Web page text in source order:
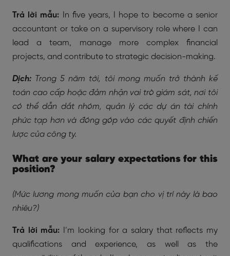
Trả lời mẫu: In five years, I hope to become a senior
accountant or take on a supervisory role where I can
lead a team, manage more complex financial
projects, and contribute to strategic decision-making.
Dịch: Trong 5 năm tới, tôi mong muốn trở thành kế
toán cao cấp hoặc đảm nhận vai trò giám sát, nơi tôi
có thể dẫn dắt nhóm, quản lý các dự án tài chính
phức tạp hơn và đóng góp vào các quyết định chiến
lược của công ty.
What are your salary expectations for this
position?
(Mức lương mong muốn của bạn cho vị trí này là bao
nhiêu?)
Trả lời mẫu: I’m looking for a salary that reflects my
qualifications and experience, as well as the